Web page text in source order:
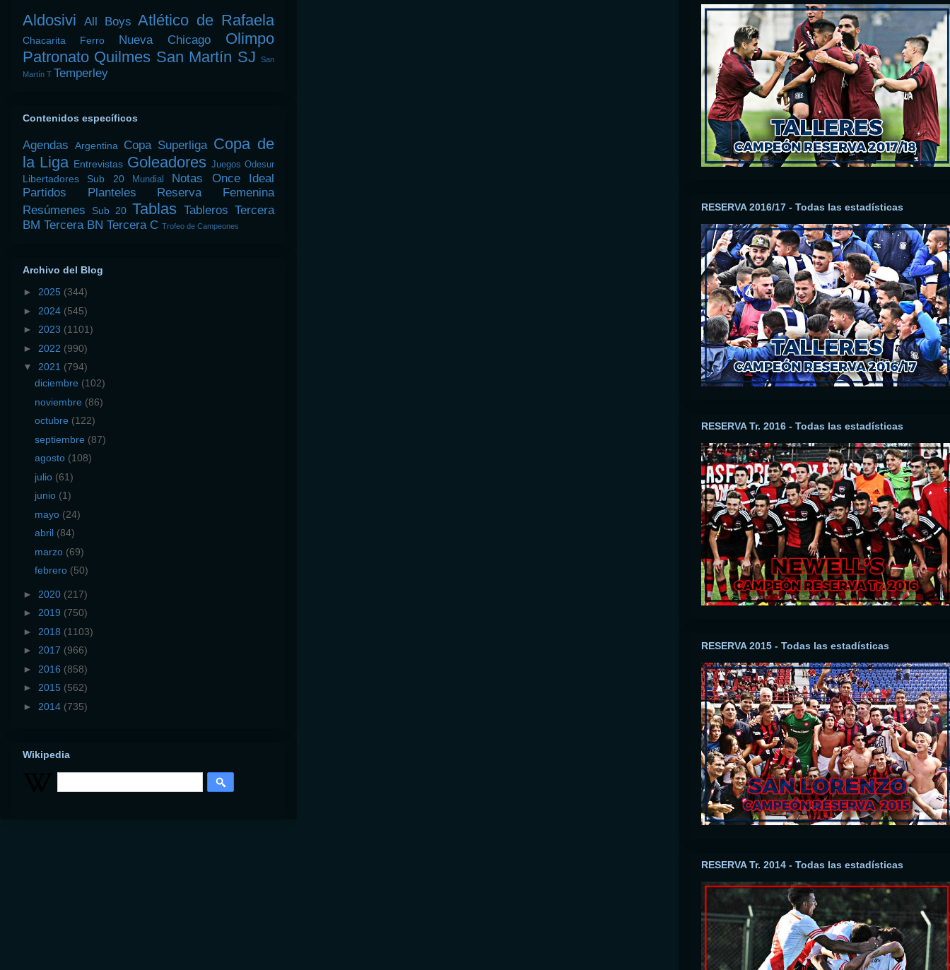
Aldosivi All Boys Atlético de Rafaela
Chacarita Ferro Nueva Chicago
Olimpo
Patronato Quilmes San Martín SJ
San
Martín T Temperley
Contenidos específicos
Agendas Argentina Copa Superliga Copa de
la Liga Entrevistas Goleadores Juegos Odesur
Libertadores Sub 20 Mundial Notas
Once Ideal
Partidos
Planteles
Reserva Femenina
Resúmenes
Sub 20 Tablas Tableros Tercera
BM Tercera BN Tercera C Trofeo de Campeones
Archivo del Blog
► 2025 (344)
► 2024 (545)
► 2023 (1101)
► 2022 (990)
▼ 2021 (794)
diciembre (102)
noviembre (86)
octubre (122)
septiembre (87)
agosto (108)
julio (61)
junio (1)
mayo (24)
abril (84)
marzo (69)
febrero (50)
► 2020 (217)
► 2019 (750)
► 2018 (1103)
► 2017 (966)
► 2016 (858)
► 2015 (562)
► 2014 (735)
Wikipedia
RESERVA 2016/17 - Todas las estadísticas
RESERVA Tr. 2016 - Todas las estadísticas
RESERVA 2015 - Todas las estadísticas
RESERVA Tr. 2014 - Todas las estadísticas